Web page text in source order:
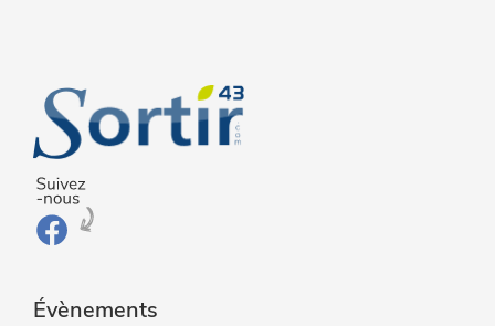
Évènements